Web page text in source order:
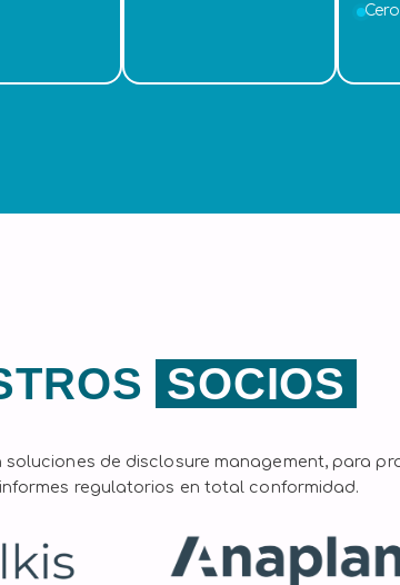
SOCIOS
soluciones de disclosure management, para
regulatorios en total conformidad.